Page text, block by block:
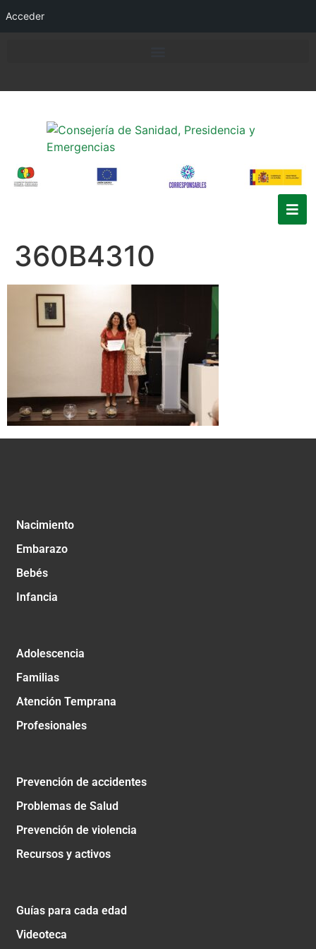
Acceder
360B4310
Nacimiento
Embarazo
Bebés
Infancia
Adolescencia
Familias
Atención Temprana
Profesionales
Prevención de accidentes
Problemas de Salud
Prevención de violencia
Recursos y activos
Guías para cada edad
Videoteca